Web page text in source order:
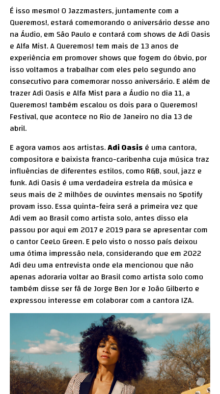
É isso mesmo! O Jazzmasters, juntamente com a
Queremos!, estará comemorando o aniversário desse ano
na Áudio, em São Paulo e contará com shows de Adi Oasis
e Alfa Mist. A Queremos! tem mais de 13 anos de
experiência em promover shows que fogem do óbvio, por
isso voltamos a trabalhar com eles pelo segundo ano
consecutivo para comemorar nosso aniversário. E além de
trazer Adi Oasis e Alfa Mist para a Áudio no dia 11, a
Queremos! também escalou os dois para o Queremos!
Festival, que acontece no Rio de Janeiro no dia 13 de
abril.
E agora vamos aos artistas.Adi Oasis é uma cantora,
compositora e baixista franco-caribenha cuja música traz
influências de diferentes estilos, como R&B, soul, jazz e
funk. Adi Oasis é uma verdadeira estrela da música e
seus mais de 2 milhões de ouvintes mensais no Spotify
provam isso. Essa quinta-feira será a primeira vez que
Adi vem ao Brasil como artista solo, antes disso ela
passou por aqui em 2017 e 2019 para se apresentar com
o cantor CeeLo Green. E pelo visto o nosso país deixou
uma ótima impressão nela, considerando que em 2022
Adi deu uma entrevista onde ela mencionou que não
apenas adoraria voltar ao Brasil como artista solo como
também disse ser fã de Jorge Ben Jor e João Gilberto e
expressou interesse em colaborar com a cantora IZA.